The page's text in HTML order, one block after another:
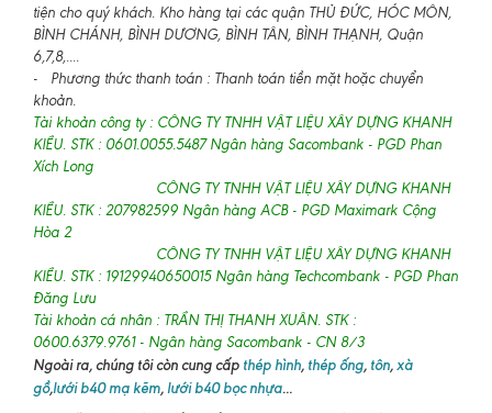
tiện cho quý khách. Kho hàng tại các quận THỦ ĐỨC, HÓC MÔN,
BÌNH CHÁNH, BÌNH DƯƠNG, BÌNH TÂN, BÌNH THẠNH, Quận
6,7,8,....
- Phương thức thanh toán : Thanh toán tiền mặt hoặc chuyển
khoản.
Tài khoản công ty : CÔNG TY TNHH VẬT LIỆU XÂY DỰNG KHANH
KIỀU. STK : 0601.0055.5487 Ngân hàng Sacombank - PGD Phan
Xích Long
CÔNG TY TNHH VẬT LIỆU XÂY DỰNG KHANH
KIỀU. STK : 207982599 Ngân hàng ACB - PGD Maximark Cộng
Hòa 2
CÔNG TY TNHH VẬT LIỆU XÂY DỰNG KHANH
KIỀU. STK : 19129940650015 Ngân hàng Techcombank - PGD Phan
Đăng Lưu
Tài khoản cá nhân : TRẦN THỊ THANH XUÂN. STK :
0600.6379.9761 - Ngân hàng Sacombank - CN 8/3
Ngoài ra, chúng tôi còn cung cấp thép hình, thép ống, tôn, xà
gồ,lưới b40 mạ kẽm, lưới b40 bọc nhựa...